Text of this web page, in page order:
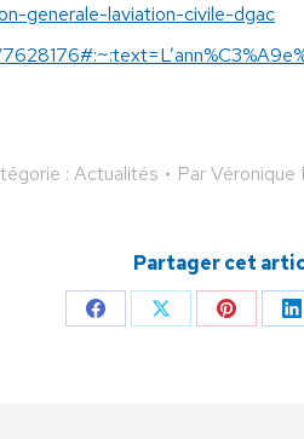
generale-laviation-civile-dgac
: Actualités ParVéronique
Partager cet
PartagerPartagerPartager